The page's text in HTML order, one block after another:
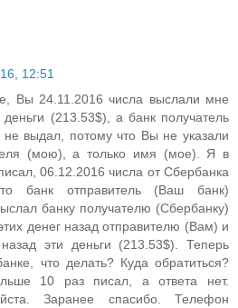
12:51
Вы 24.11.2016 числа выслали мне
(213.53$), а банк получатель
выдал, потому что Вы не указали
(мою), а только имя (мое). Я в
06.12.2016 числа от Сбербанка
банк отправитель (Ваш банк)
банку получателю (Сбербанку)
денег назад отправителю (Вам) и
эти деньги (213.53$). Теперь
что делать? Куда обратиться?
10 раз писал, а ответа нет.
Заранее спасибо. Телефон